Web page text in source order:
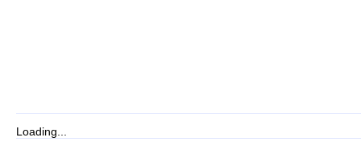
Loading...